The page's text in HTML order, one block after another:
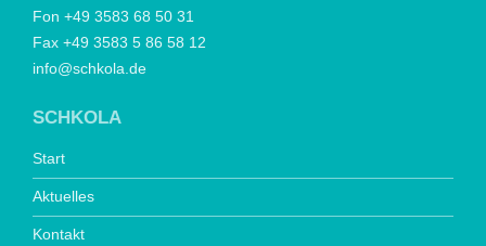
Fon +49 3583 68 50 31
Fax +49 3583 5 86 58 12
info@schkola.de
SCHKOLA
Start
Aktuelles
Kontakt